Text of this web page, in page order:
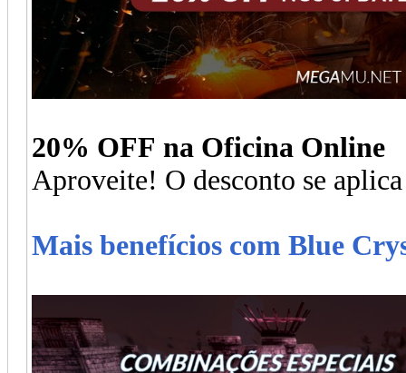
20% OFF na Oficina Online
Aproveite! O desconto se
Mais benefícios com Blue